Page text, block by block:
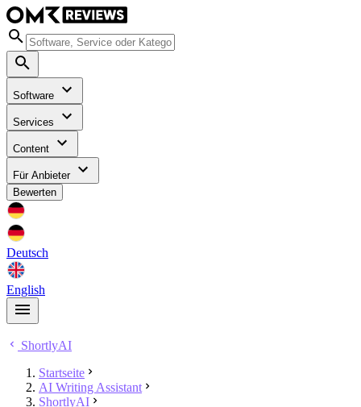
Software
Services
Content
Für Anbieter
Bewerten
Deutsch
English
ShortlyAI
Startseite
AI Writing Assistant
ShortlyAI